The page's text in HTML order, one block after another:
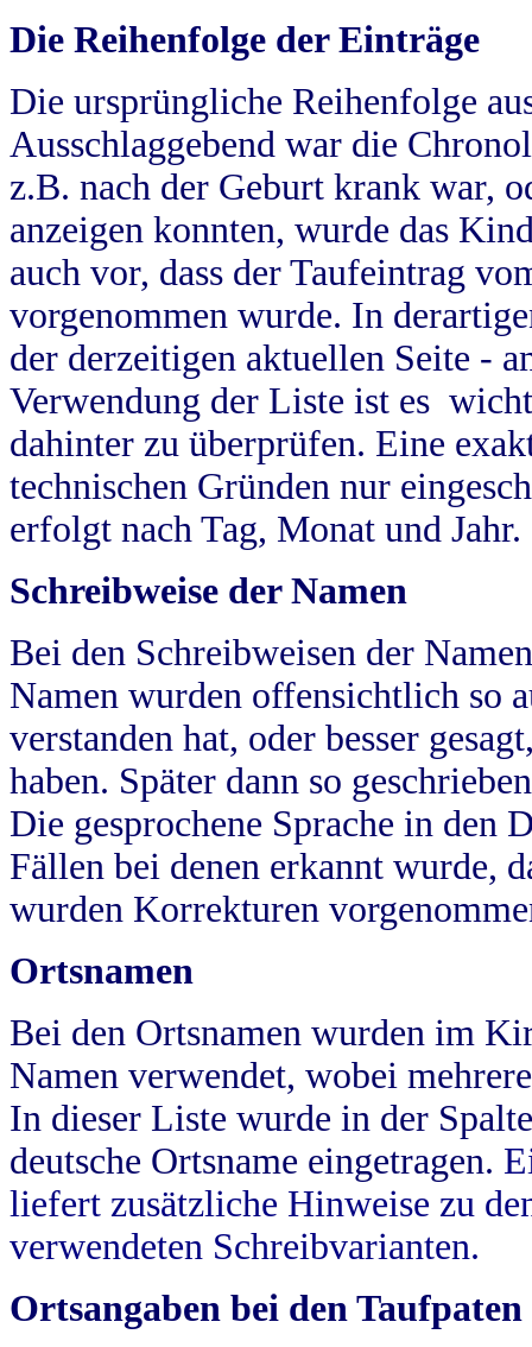
Die Reihenfolge der Einträge
Die ursprüngliche Reihenfolge
Ausschlaggebend war die
z.B. nach der Geburt krank war,
anzeigen konnten, wurde das
auch vor, dass der Taufeintrag
vorgenommen wurde. In
der derzeitigen aktuellen Seite -
Verwendung der Liste ist es
dahinter zu überprüfen. Eine
technischen Gründen nur
erfolgt nach Tag, Monat und Jahr.
Schreibweise der Namen
Bei den Schreibweisen der
Namen wurden offensichtlich so
verstanden hat, oder besser
haben. Später dann so
Die gesprochene Sprache in
Fällen bei denen erkannt wurde,
wurden Korrekturen
Ortsnamen
Bei den Ortsnamen wurden im
Namen verwendet, wobei
In dieser Liste wurde in der
deutsche Ortsname eingetragen.
liefert zusätzliche Hinweise zu
verwendeten Schreibvarianten.
Ortsangaben bei den Taufpaten